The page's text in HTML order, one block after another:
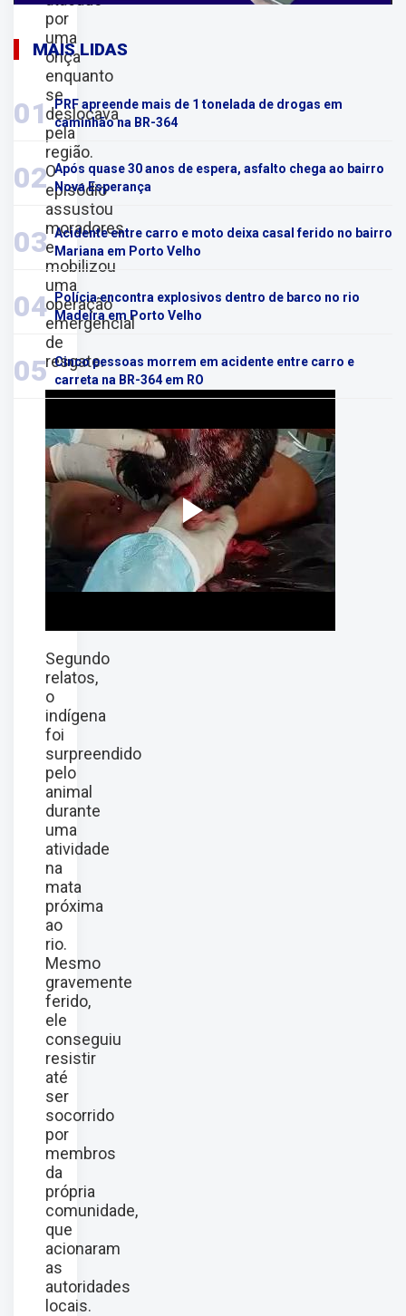
por
uma
onça
enquanto
se
deslocava
pela
região.
O
episódio
assustou
moradores
e
mobilizou
uma
operação
emergencial
de
resgate.
Segundo
relatos,
o
indígena
foi
surpreendido
pelo
animal
durante
uma
atividade
na
mata
próxima
ao
rio.
Mesmo
gravemente
ferido,
ele
conseguiu
resistir
até
ser
socorrido
por
membros
da
própria
comunidade,
que
acionaram
as
autoridades
locais.
MAIS LIDAS
01
PRF apreende mais de 1 tonelada de drogas em
caminhão na BR-364
02 Após quase 30 anos de espera, asfalto chega ao bairro
Nova Esperança
03 Acidente entre carro e moto deixa casal ferido no bairro
Mariana em Porto Velho
04
Polícia encontra explosivos dentro de barco no rio
Madeira em Porto Velho
05 Cinco pessoas morrem em acidente entre carro e
carreta na BR-364 em RO